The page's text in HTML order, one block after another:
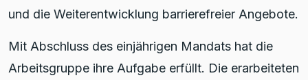
und die Weiterentwicklung barrierefreier Angebote.
Mit Abschluss des einjährigen Mandats hat die
Arbeitsgruppe ihre Aufgabe erfüllt. Die erarbeiteten